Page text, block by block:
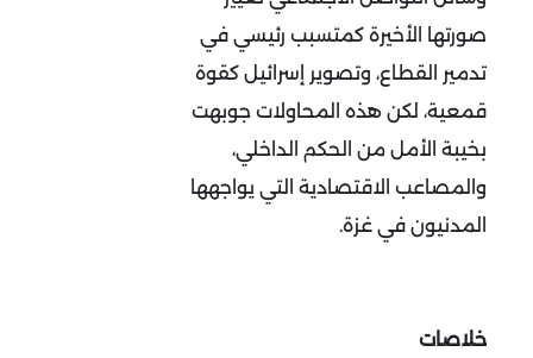
صورتها الأخيرة كمتسبب رئيسي في
تدمير القطاع، وتصوير إسرائيل كقوة
قمعية، لكن هذه المحاولات جوبهت
بخيبة الأمل من الحكم الداخلي،
والمصاعب الاقتصادية التي يواجهها
المدنيون في غزة.
خلاصات